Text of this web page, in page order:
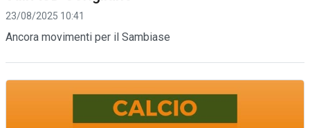
23/08/2025 10:41
Ancora movimenti per il Sambiase